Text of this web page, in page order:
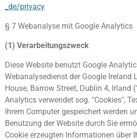
_de/privacy
§ 7 Webanalyse mit Google Analytics
(1) Verarbeitungszweck
Diese Website benutzt Google
Webanalysedienst der Google Ireland
House, Barrow Street, Dublin 4, Irland
Analytics verwendet sog. "Cookies",
Ihrem Computer gespeichert werden
Benutzung der Website durch Sie
Cookie erzeugten Informationen über